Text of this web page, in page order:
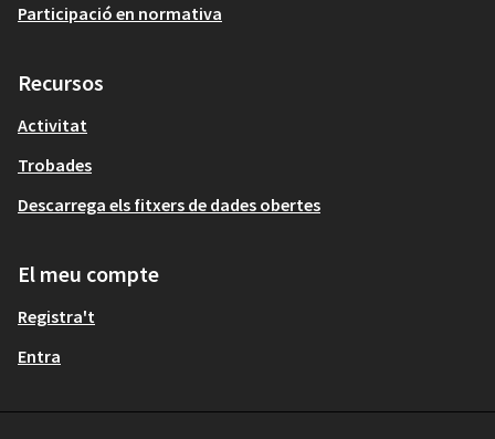
Participació en normativa
Recursos
Activitat
Trobades
Descarrega els fitxers de dades obertes
El meu compte
Registra't
Entra